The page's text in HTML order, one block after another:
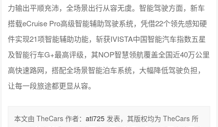
力输出平顺充沛，全场景出行从容无虞。智能驾驶方面，新车
搭载eCruise Pro高级智能辅助驾驶系统，凭借22个领先感知硬
件实现21项智能辅助功能，斩获IVISTA中国智能汽车指数五星
及智能行车G+最高评级，其NOP智慧领航覆盖全国近40万公里
高快速路网，搭配全场景智能泊车系统，大幅降低驾驶负担，
让每一段旅途都更显从容。
本文由 TheCars 作者：ati725 发表，其版权均为 TheCars 所